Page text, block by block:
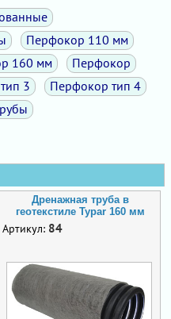
Перфокор 110 мм
160 мм
Перфокор
3
Перфокор тип 4
Дренажная труба в
геотекстиле Typar 160 мм
Артикул: 84